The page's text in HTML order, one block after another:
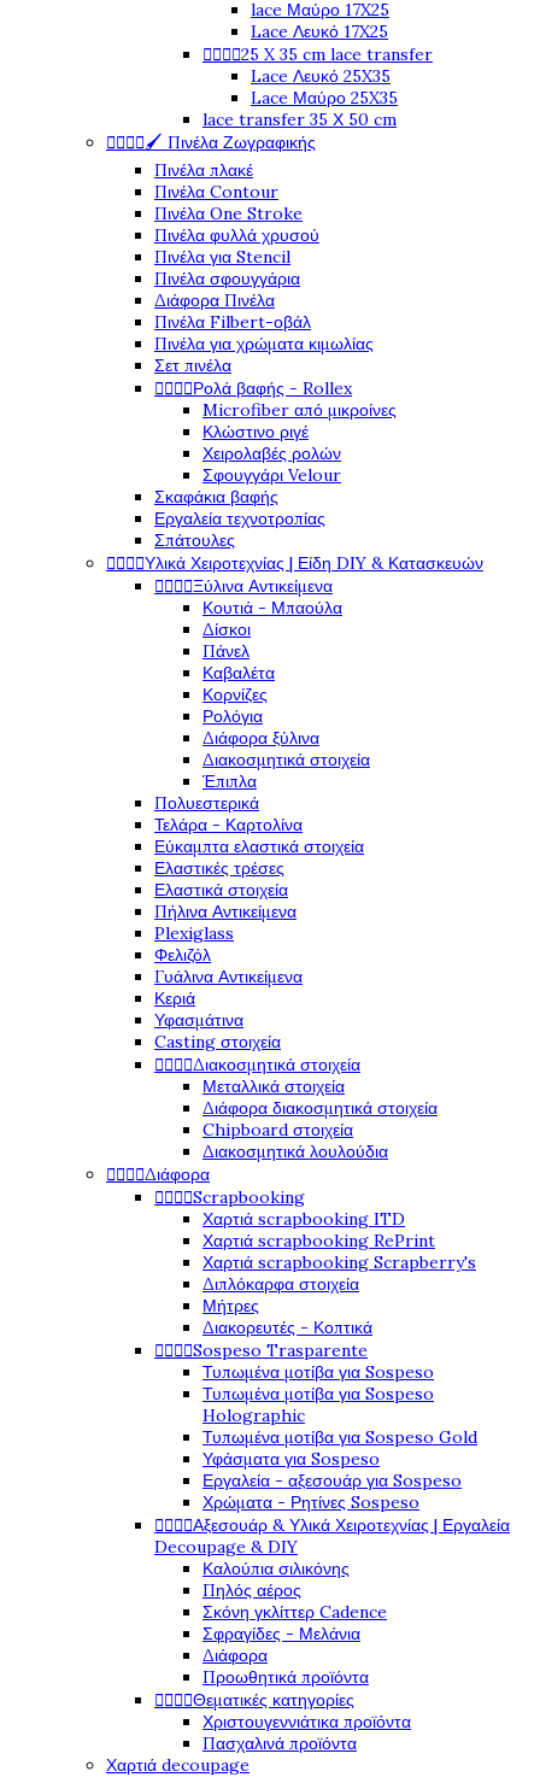
lace Μαύρο 17X25
Lace Λευκό 17X25
25 X 35 cm lace transfer
Lace Λευκό 25X35
Lace Μαύρο 25X35
lace transfer 35 Χ 50 cm
🖌️ Πινέλα Ζωγραφικής
Πινέλα πλακέ
Πινέλα Contour
Πινέλα One Stroke
Πινέλα φυλλά χρυσού
Πινέλα για Stencil
Πινέλα σφουγγάρια
Διάφορα Πινέλα
Πινέλα Filbert-οβάλ
Πινέλα για χρώματα κιμωλίας
Σετ πινέλα
Ρολά βαφής - Rollex
Microfiber από μικροίνες
Κλώστινο ριγέ
Χειρολαβές ρολών
Σφουγγάρι Velour
Σκαφάκια βαφής
Εργαλεία τεχνοτροπίας
Σπάτουλες
Υλικά Χειροτεχνίας | Είδη DIY & Κατασκευών
Ξύλινα Αντικείμενα
Κουτιά - Μπαούλα
Δίσκοι
Πάνελ
Καβαλέτα
Κορνίζες
Ρολόγια
Διάφορα ξύλινα
Διακοσμητικά στοιχεία
Έπιπλα
Πολυεστερικά
Τελάρα - Καρτολίνα
Εύκαμπτα ελαστικά στοιχεία
Ελαστικές τρέσες
Ελαστικά στοιχεία
Πήλινα Αντικείμενα
Plexiglass
Φελιζόλ
Γυάλινα Αντικείμενα
Κεριά
Υφασμάτινα
Casting στοιχεία
Διακοσμητικά στοιχεία
Μεταλλικά στοιχεία
Διάφορα διακοσμητικά στοιχεία
Chipboard στοιχεία
Διακοσμητικά λουλούδια
Διάφορα
Scrapbooking
Χαρτιά scrapbooking ITD
Χαρτιά scrapbooking RePrint
Χαρτιά scrapbooking Scrapberry's
Διπλόκαρφα στοιχεία
Μήτρες
Διακορευτές - Κοπτικά
Sospeso Trasparente
Τυπωμένα μοτίβα για Sospeso
Τυπωμένα μοτίβα για Sospeso
Holographic
Τυπωμένα μοτίβα για Sospeso Gold
Υφάσματα για Sospeso
Εργαλεία - αξεσουάρ για Sospeso
Χρώματα - Ρητίνες Sospeso
Αξεσουάρ & Υλικά Χειροτεχνίας | Εργαλεία
Decoupage & DIY
Καλούπια σιλικόνης
Πηλός αέρος
Σκόνη γκλίττερ Cadence
Σφραγίδες - Μελάνια
Διάφορα
Προωθητικά προϊόντα
Θεματικές κατηγορίες
Χριστουγεννιάτικα προϊόντα
Πασχαλινά προϊόντα
Χαρτιά decoupage